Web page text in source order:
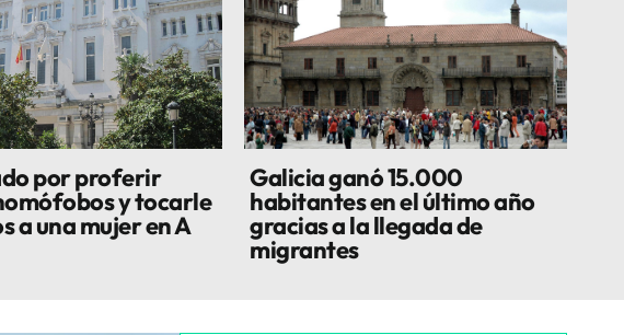
por proferir
y tocarle
a una mujer en A
Galicia ganó 15.000
habitantes en el último año
gracias a la llegada de
migrantes